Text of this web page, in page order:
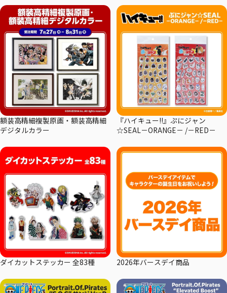
額装高精細複製原画・額装高精細
デジタルカラー
『ハイキュー!!』ぷにジャン
☆SEAL－ORANGE－ /－RED－
ダイカットステッカー 全83種 2026年バースデイ商品